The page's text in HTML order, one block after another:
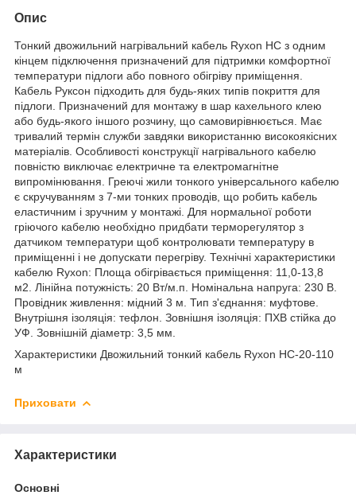
Опис
Тонкий двожильний нагрівальний кабель Ryxon HC з одним
кінцем підключення призначений для підтримки комфортної
температури підлоги або повного обігріву приміщення.
Кабель Руксон підходить для будь-яких типів покриття для
підлоги. Призначений для монтажу в шар кахельного клею
або будь-якого іншого розчину, що самовирівнюється. Має
тривалий термін служби завдяки використанню високоякісних
матеріалів. Особливості конструкції нагрівального кабелю
повністю виключає електричне та електромагнітне
випромінювання. Греючі жили тонкого універсального кабелю
є скручуванням з 7-ми тонких проводів, що робить кабель
еластичним і зручним у монтажі. Для нормальної роботи
гріючого кабелю необхідно придбати терморегулятор з
датчиком температури щоб контролювати температуру в
приміщенні і не допускати перегріву. Технічні характеристики
кабелю Ryxon: Площа обігрівається приміщення: 11,0-13,8
м2. Лінійна потужність: 20 Вт/м.п. Номінальна напруга: 230 В.
Провідник живлення: мідний 3 м. Тип з'єднання: муфтове.
Внутрішня ізоляція: тефлон. Зовнішня ізоляція: ПХВ стійка до
УФ. Зовнішній діаметр: 3,5 мм.
Характеристики Двожильний тонкий кабель Ryxon HC-20-110
м
Приховати
Характеристики
Основні